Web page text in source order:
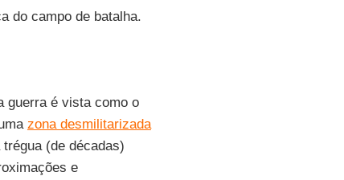
do campo de batalha.
guerra é vista como o
zona desmilitarizada
(de décadas)
e